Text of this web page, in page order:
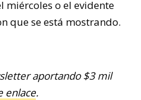
miércoles o el evidente
que se está mostrando.
aportando $3 mil
enlace.